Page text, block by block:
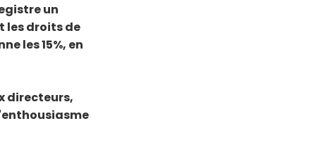
un
les droits de
les 15%, en
directeurs,